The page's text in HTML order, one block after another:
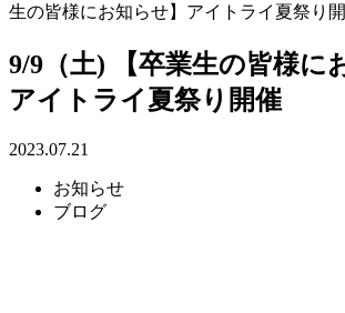
生の皆様にお知らせ】アイトライ夏祭り
9/9（土) 【卒業生の皆様に
アイトライ夏祭り開催
2023.07.21
お知らせ
ブログ